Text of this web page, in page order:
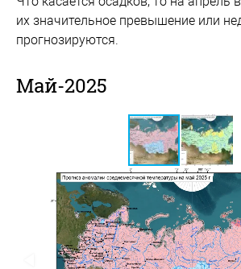
их значительное превышение или
прогнозируются.
Май-2025